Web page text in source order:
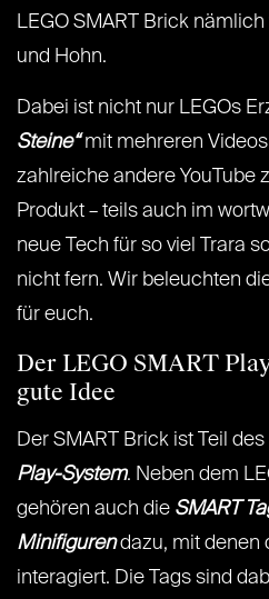
LEGO SMART Brick
und Hohn.
Dabei ist nicht nur LEGOs
Steine“mit mehreren
zahlreiche andere YouTube
Produkt – teils auch im
neue Tech für so viel Trara
nicht fern. Wir beleuchten
für euch.
Der LEGO SMART
gute Idee
Der SMART Brick ist Teil
Play-System. Neben dem
gehören auch die SMART
Minifigurendazu, mit denen
interagiert. Die Tags sind